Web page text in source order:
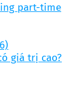
part-time
giá trị cao?